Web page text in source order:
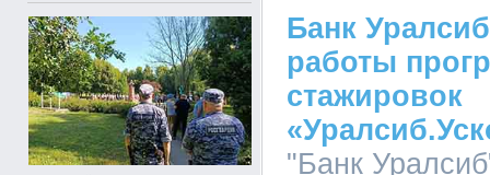
Банк
работы
стажировок
"Банк